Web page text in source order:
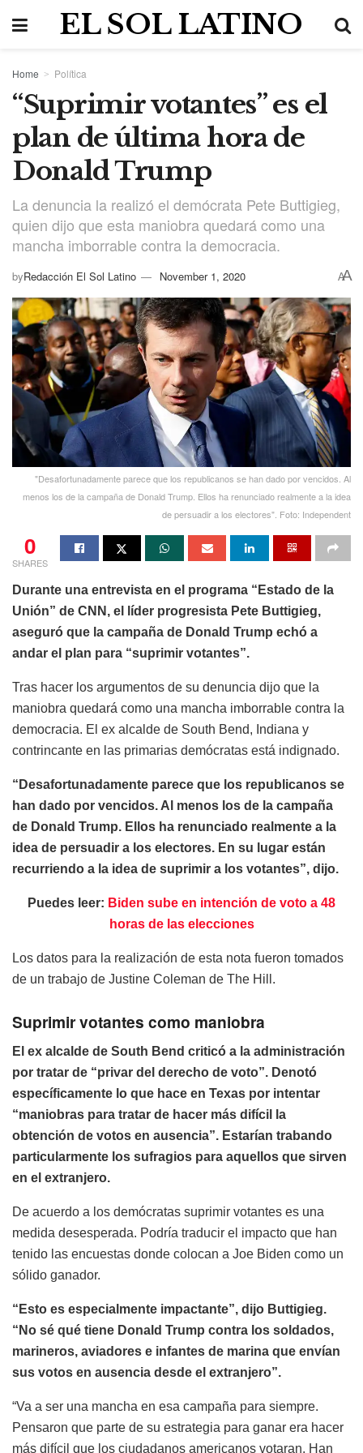
EL SOL LATINO
Home Política
“Suprimir votantes” es el
plan de última hora de
Donald Trump
La denuncia la realizó el demócrata Pete Buttigieg,
quien dijo que esta maniobra quedará como una
mancha imborrable contra la democracia.
byRedacción El Sol Latino November 1, 2020 AA
"Desafortunadamente parece que los republicanos se han dado por vencidos. Al
menos los de la campaña de Donald Trump. Ellos ha renunciado realmente a la idea
de persuadir a los electores". Foto: Independent
0
SHARES
Durante una entrevista en el programa “Estado de la
Unión” de CNN, el líder progresista Pete Buttigieg,
aseguró que la campaña de Donald Trump echó a
andar el plan para “suprimir votantes”.
Tras hacer los argumentos de su denuncia dijo que la
maniobra quedará como una mancha imborrable contra la
democracia. El ex alcalde de South Bend, Indiana y
contrincante en las primarias demócratas está indignado.
“Desafortunadamente parece que los republicanos se
han dado por vencidos. Al menos los de la campaña
de Donald Trump. Ellos ha renunciado realmente a la
idea de persuadir a los electores. En su lugar están
recurriendo a la idea de suprimir a los votantes”, dijo.
Puedes leer: Biden sube en intención de voto a 48
horas de las elecciones
Los datos para la realización de esta nota fueron tomados
de un trabajo de Justine Coleman de The Hill.
Suprimir votantes como maniobra
El ex alcalde de South Bend criticó a la administración
por tratar de “privar del derecho de voto”. Denotó
específicamente lo que hace en Texas por intentar
“maniobras para tratar de hacer más difícil la
obtención de votos en ausencia”. Estarían trabando
particularmente los sufragios para aquellos que sirven
en el extranjero.
De acuerdo a los demócratas suprimir votantes es una
medida desesperada. Podría traducir el impacto que han
tenido las encuestas donde colocan a Joe Biden como un
sólido ganador.
“Esto es especialmente impactante”, dijo Buttigieg.
“No sé qué tiene Donald Trump contra los soldados,
marineros, aviadores e infantes de marina que envían
sus votos en ausencia desde el extranjero”.
“Va a ser una mancha en esa campaña para siempre.
Pensaron que parte de su estrategia para ganar era hacer
más difícil que los ciudadanos americanos votaran. Han